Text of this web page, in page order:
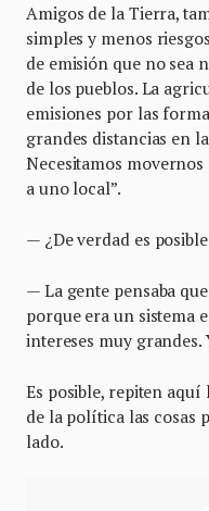
Amigos de la Tierra,
simples y menos
de emisión que no sea
de los pueblos. La
emisiones por las
grandes distancias en
Necesitamos
a uno local”.
— ¿De verdad es
— La gente pensaba
porque era un sistema
intereses muy grandes.
Es posible, repiten aquí
de la política las cosas
lado.